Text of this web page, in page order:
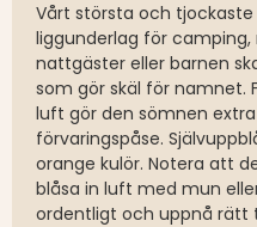
Vårt största och
liggunderlag för
nattgäster eller barnen
som gör skäl för namnet.
luft gör den sömnen
förvaringspåse.
orange kulör. Notera att
blåsa in luft med mun
ordentligt och uppnå rätt